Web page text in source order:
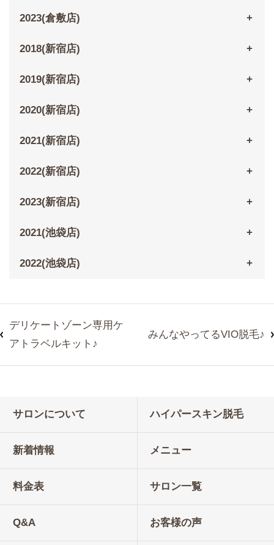
2023(倉敷店)
2018(新宿店)
2019(新宿店)
2020(新宿店)
2021(新宿店)
2022(新宿店)
2023(新宿店)
2021(池袋店)
2022(池袋店)
デリケートゾーン専用ケ
アトラベルキット♪
みんなやってるVIO脱毛♪
サロンについて ハイパースキン脱毛
新着情報 メニュー
料金表 サロン一覧
Q&A お客様の声